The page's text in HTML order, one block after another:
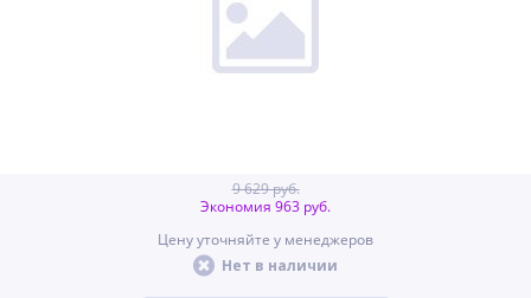
9 629 руб.
Экономия 963 руб.
Цену уточняйте у менеджеров
Нет в наличии